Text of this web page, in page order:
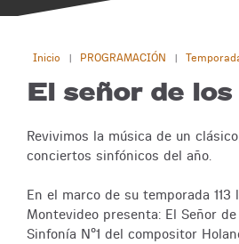
Inicio PROGRAMACIÓN
El señor de
Revivimos la música de un
conciertos sinfónicos del año.
En el marco de su temporada
Montevideo presenta: El Señor
Sinfonía Nº1 del compositor